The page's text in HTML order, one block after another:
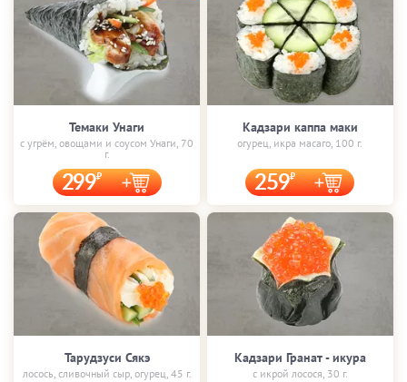
Темаки Унаги
с угрём, овощами и соусом Унаги, 70
г.
299
Кадзари каппа маки
огурец, икра масаго, 100 г.
259
Тарудзуси Сякэ
лосось, сливочный сыр, огурец, 45 г.
Кадзари Гранат - икура
с икрой лосося, 30 г.